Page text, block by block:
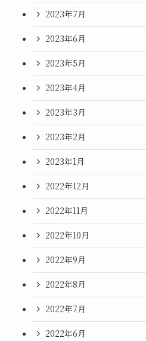
2023年7月
2023年6月
2023年5月
2023年4月
2023年3月
2023年2月
2023年1月
2022年12月
2022年11月
2022年10月
2022年9月
2022年8月
2022年7月
2022年6月